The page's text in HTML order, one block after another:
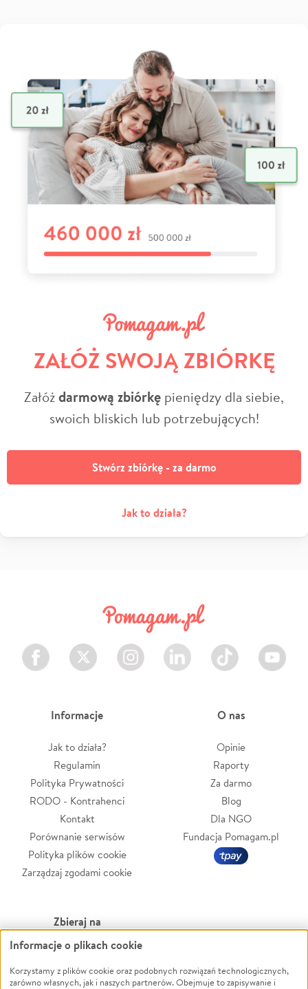
ZAŁÓŻ SWOJĄ ZBIÓRKĘ
Załóżdarmową zbiórkę pieniędzy dla siebie,
swoich bliskich lub potrzebujących!
Stwórz zbiórkę - za darmo
Jak to działa?
Facebook Twitter Instagram LinkedIn TikTok Youtube
Informacje
Jak to działa?
Regulamin
Polityka Prywatności
RODO - Kontrahenci
Kontakt
Porównanie serwisów
Polityka plików cookie
Zarządzaj zgodami cookie
O nas
Opinie
Raporty
Za darmo
Blog
Dla NGO
Fundacja Pomagam.pl
Zbieraj na
Leczenie
Zwierzęta
Powódź
Informacje o plikach cookie
Korzystamy z plików cookie oraz podobnych rozwiązań technologicznych,
zarówno własnych, jak i naszych partnerów. Obejmuje to zapisywanie i